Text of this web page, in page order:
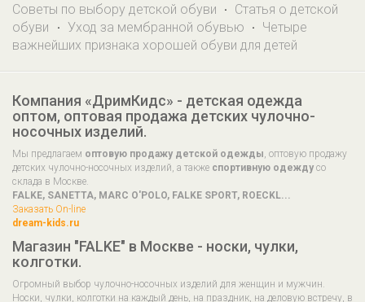
Советы по выбору детской обуви ·
Статья о детской
обуви
· Уход за мембранной обувью ·
Четыре
важнейших признака хорошей обуви для детей
Компания «ДримКидс» - детская одежда
оптом, оптовая продажа детских чулочно-
носочных изделий.
Мы предлагаем оптовую продажу детской одежды , оптовую продажу
детских чулочно-носочных изделий, а также спортивную одежду со
склада в Москве.
FALKE, SANETTA, MARC O'POLO, FALKE SPORT, ROECKL...
Заказать On-line
dream-kids.ru
Магазин "FALKE" в Москве - носки, чулки,
колготки.
Огромный выбор чулочно-носочных изделий для женщин и мужчин.
Носки, чулки, колготки на каждый день, на праздник, на деловую встречу, в